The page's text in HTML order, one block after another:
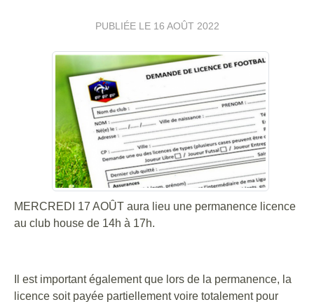
PUBLIÉE LE 16 AOÛT 2022
MERCREDI 17 AOÛT aura lieu une permanence licence
au club house de 14h à 17h.
Il est important également que lors de la permanence, la
licence soit payée partiellement voire totalement pour